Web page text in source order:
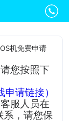
机免费申请
您按照下
申请链接）
服人员在
系，请您保